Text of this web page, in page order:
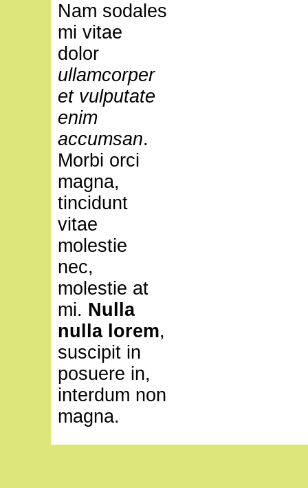
Nam sodales
mi vitae
dolor
ullamcorper
et vulputate
enim
accumsan.
Morbi orci
magna,
tincidunt
vitae
molestie
nec,
molestie at
mi. Nulla
nulla lorem,
suscipit in
posuere in,
interdum non
magna.